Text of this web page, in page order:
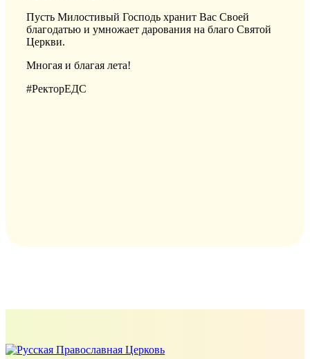
Пусть Милостивый Господь хранит Вас Своей
благодатью и умножает дарования на благо Святой
Церкви.
Многая и благая лета!
#РекторЕДС